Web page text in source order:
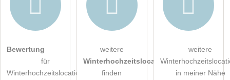
Die Datenschutzerklärung habe ich zur Kenntnis genommen.
Bewertung
für
Winterhochzeitslocation
weitere
Winterhochzeitslocations
finden
weitere
in meiner Nähe